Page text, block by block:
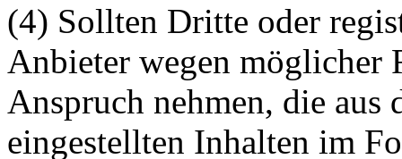
(4) Sollten Dritte oder
Anbieter wegen möglicher
Anspruch nehmen, die aus
eingestellten Inhalten im